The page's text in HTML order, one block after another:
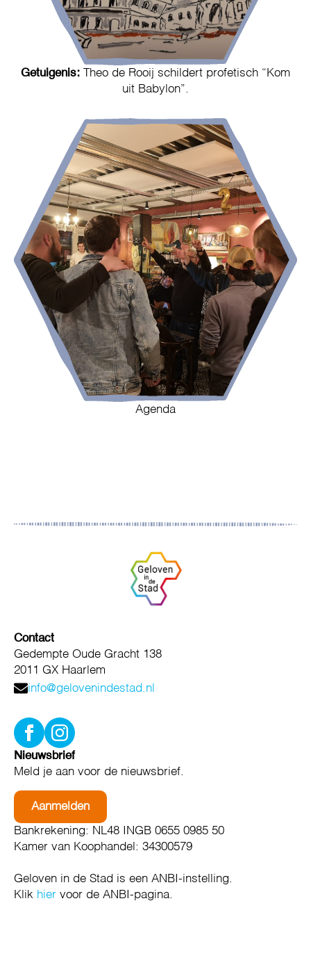
Getuigenis:
Theo de Rooij schildert profetisch “Kom
uit Babylon”.
Agenda
Contact
Gedempte Oude Gracht 138
2011 GX Haarlem
info@gelovenindestad.nl
Nieuwsbrief
Meld je aan voor de nieuwsbrief.
Aanmelden
Bankrekening: NL48 INGB 0655 0985 50
Kamer van Koophandel: 34300579
Geloven in de Stad is een ANBI-instelling.
Klik hier voor de ANBI-pagina.